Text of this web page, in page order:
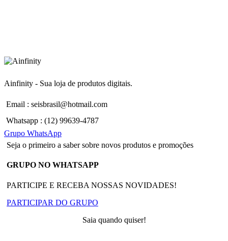
Ainfinity - Sua loja de produtos digitais.
Email : seisbrasil@hotmail.com
Whatsapp : (12) 99639-4787
Grupo WhatsApp
Seja o primeiro a saber sobre novos produtos e promoções
GRUPO NO WHATSAPP
PARTICIPE E RECEBA NOSSAS NOVIDADES!
PARTICIPAR DO GRUPO
Saia quando quiser!